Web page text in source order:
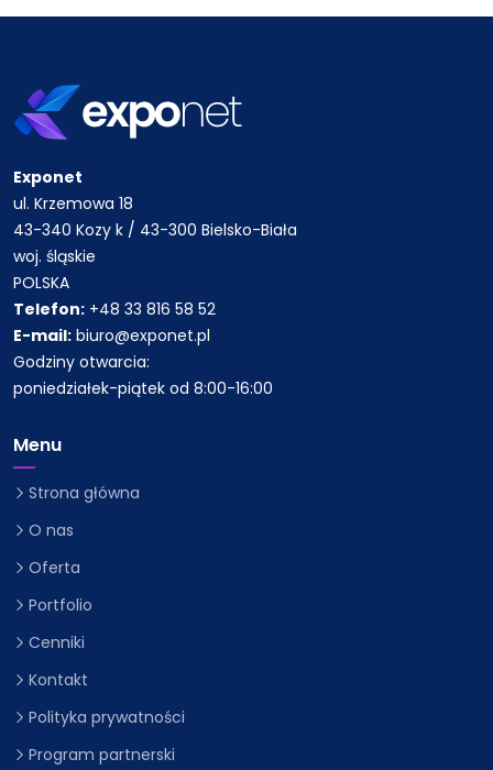
Exponet
ul. Krzemowa 18
43-340 Kozy k / 43-300 Bielsko-Biała
woj. śląskie
POLSKA
Telefon: +48 33 816 58 52
E-mail: biuro@exponet.pl
Godziny otwarcia:
poniedziałek-piątek od 8:00-16:00
Menu
Strona główna
O nas
Oferta
Portfolio
Cenniki
Kontakt
Polityka prywatności
Program partnerski